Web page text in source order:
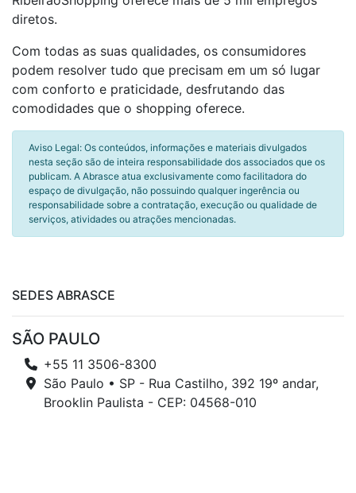
diretos.
Com todas as suas qualidades, os consumidores
podem resolver tudo que precisam em um só lugar
com conforto e praticidade, desfrutando das
comodidades que o shopping oferece.
Aviso Legal: Os conteúdos, informações e materiais divulgados
nesta seção são de inteira responsabilidade dos associados que os
publicam. A Abrasce atua exclusivamente como facilitadora do
espaço de divulgação, não possuindo qualquer ingerência ou
responsabilidade sobre a contratação, execução ou qualidade de
serviços, atividades ou atrações mencionadas.
SEDES ABRASCE
SÃO PAULO
+55 11 3506-8300
São Paulo • SP - Rua Castilho, 392 19º andar,
Brooklin Paulista - CEP: 04568-010